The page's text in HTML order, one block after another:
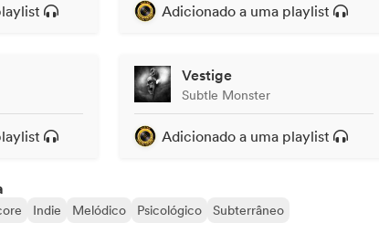
Adicionado a uma playlist
Vestige
Subtle Monster
Adicionado a uma playlist
Indie Melódico Psicológico Subterrâneo